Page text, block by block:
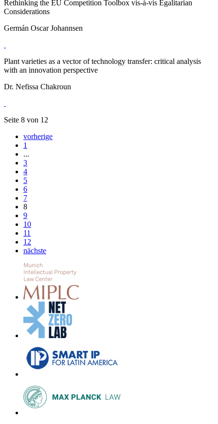
Rethinking the EU Competition Toolbox vis-à-vis Egalitarian
Considerations
Germán Oscar Johannsen
Plant varieties as a vector of technology transfer: critical analysis
with an innovation perspective
Dr. Nefissa Chakroun
Seite 8 von 12
vorherige
1
...
3
4
5
6
7
8
9
10
11
12
nächste